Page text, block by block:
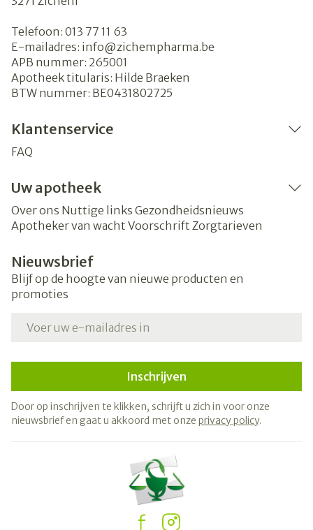
Telefoon: 013 77 11 63
E-mailadres: info@zichempharma.be
APB nummer: 265001
Apotheek titularis: Hilde Braeken
BTW nummer: BE0431802725
Klantenservice
FAQ
Uw apotheek
Over ons Nuttige links Gezondheidsnieuws
Apotheker van wacht Voorschrift Zorgtarieven
Nieuwsbrief
Blijf op de hoogte van nieuwe producten en
promoties
Inschrijven
Door op inschrijven te klikken, schrijft u zich in voor onze
nieuwsbrief en gaat u akkoord met onze privacy policy.